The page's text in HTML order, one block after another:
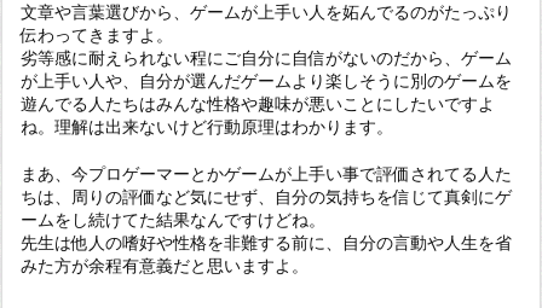
文章や言葉選びから、ゲームが上手い人を妬んでるのがたっぷり
伝わってきますよ。
劣等感に耐えられない程にご自分に自信がないのだから、ゲーム
が上手い人や、自分が選んだゲームより楽しそうに別のゲームを
遊んでる人たちはみんな性格や趣味が悪いことにしたいですよ
ね。理解は出来ないけど行動原理はわかります。
まあ、今プロゲーマーとかゲームが上手い事で評価されてる人た
ちは、周りの評価など気にせず、自分の気持ちを信じて真剣にゲ
ームをし続けてた結果なんですけどね。
先生は他人の嗜好や性格を非難する前に、自分の言動や人生を省
みた方が余程有意義だと思いますよ。